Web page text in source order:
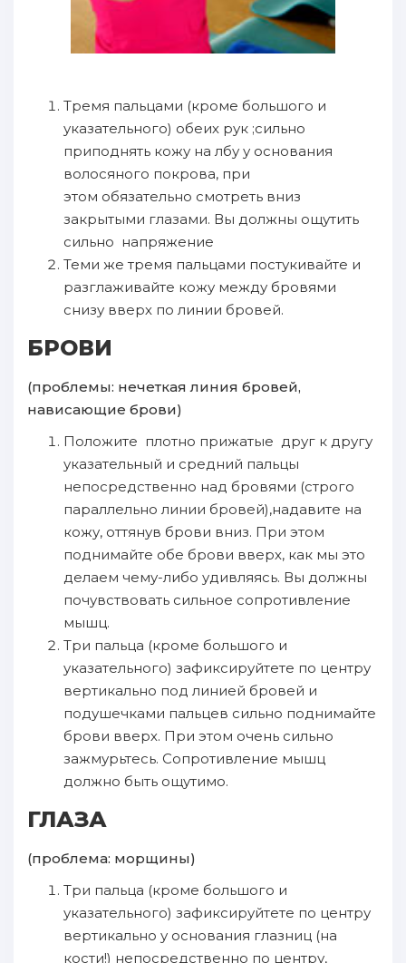
Тремя пальцами (кроме большого и
указательного) обеих рук ;сильно
приподнять кожу на лбу у основания
волосяного покрова, при
этом обязательно смотреть вниз
закрытыми глазами. Вы должны ощутить
сильно напряжение
Теми же тремя пальцами постукивайте и
разглаживайте кожу между бровями
снизу вверх по линии бровей.
БРОВИ
(проблемы: нечеткая линия бровей,
нависающие брови)
Положите плотно прижатые друг к другу
указательный и средний пальцы
непосредственно над бровями (строго
параллельно линии бровей),надавите на
кожу, оттянув брови вниз. При этом
поднимайте обе брови вверх, как мы это
делаем чему-либо удивляясь. Вы должны
почувствовать сильное сопротивление
мышц.
Три пальца (кроме большого и
указательного) зафиксируйтете по центру
вертикально под линией бровей и
подушечками пальцев сильно поднимайте
брови вверх. При этом очень сильно
зажмурьтесь. Сопротивление мышц
должно быть ощутимо.
ГЛАЗА
(проблема: морщины)
Три пальца (кроме большого и
указательного) зафиксируйтете по центру
вертикально у основания глазниц (на
кости!) непосредственно по центру,